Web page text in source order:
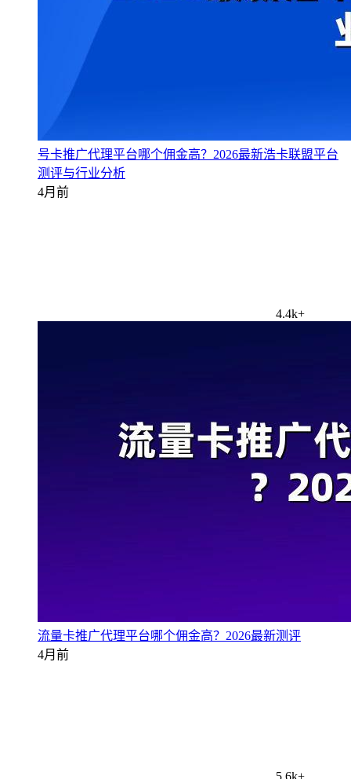
号卡推广代理平台哪个佣金高？2026最新浩卡联盟平台
测评与行业分析
4月前
4.4k+
流量卡推广代理平台哪个佣金高？2026最新测评
4月前
5.6k+